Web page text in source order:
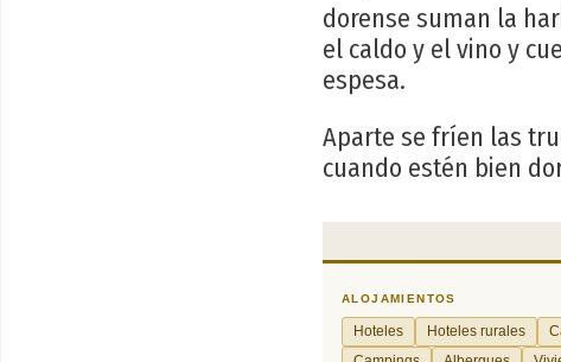
dorense suman la
el caldo y el vino y
espesa.
Aparte se fríen las
cuando estén bien